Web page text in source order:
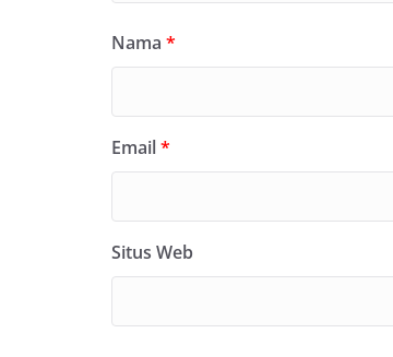
Nama *
Email*
Situs Web